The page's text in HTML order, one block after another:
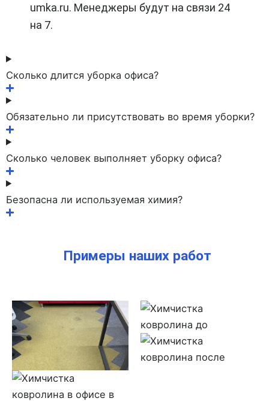
umka.ru. Менеджеры будут на связи 24
на 7.
Сколько длится уборка офиса?
Обязательно ли присутствовать во время уборки?
Сколько человек выполняет уборку офиса?
Безопасна ли используемая химия?
Примеры наших работ